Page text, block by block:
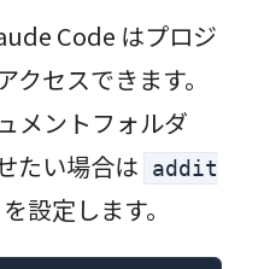
Code はプロジ
セスできます。
メントフォルダ
たい場合は
addit
を設定します。